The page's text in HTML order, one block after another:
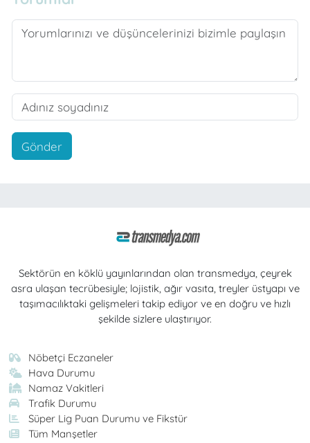
Gönder
Sektörün en köklü yayınlarından olan transmedya, çeyrek
asra ulaşan tecrübesiyle; lojistik, ağır vasıta, treyler üstyapı ve
taşımacılıktaki gelişmeleri takip ediyor ve en doğru ve hızlı
şekilde sizlere ulaştırıyor.
Nöbetçi Eczaneler
Hava Durumu
Namaz Vakitleri
Trafik Durumu
Süper Lig Puan Durumu ve Fikstür
Tüm Manşetler